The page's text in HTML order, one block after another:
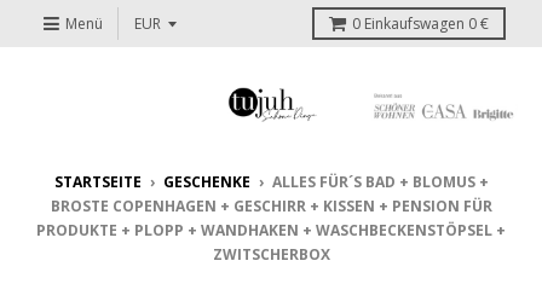
Menü 0 Einkaufswagen 0 €
STARTSEITE › GESCHENKE › ALLES FÜR´S BAD + BLOMUS +
BROSTE COPENHAGEN + GESCHIRR + KISSEN + PENSION FÜR
PRODUKTE + PLOPP + WANDHAKEN + WASCHBECKENSTÖPSEL +
ZWITSCHERBOX